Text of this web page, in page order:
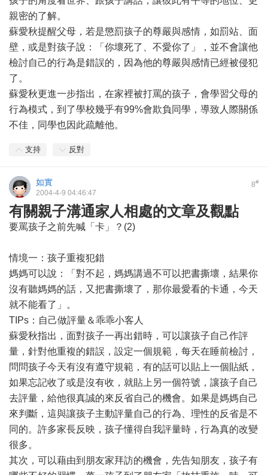
親密的了解。
蘇愛秋提醒父母，若是懲罰孩子的尊嚴與感情，如罰站、面
壁，或是對孩子說：「你壞死了、不愛你了」，並不會讓他
檢討自己的行為是錯誤的，因為他的尊嚴與感情已經被侵犯
了。
蘇愛秋更進一步指出，在家裡被打罵的孩子，會學習父母的
行為模式，到了學校幾乎有99%會欺負同學，導致人際關係
不佳，同學也因此疏離他。
支持 反對
8#
如實
2004-4-9 04:46:47
有關親子溝通家人相處的文章及觀點
要罵孩子之前先喊「卡」？(2)
情境一：孩子重複犯錯
媽媽可以說：「對不起，媽媽講過不可以把書撕壞，結果你
沒有聽媽媽的話，又把書撕壞了，那你最愛看的卡通，今天
就不能看了」。
TIPs：自己做評量＆乖乖小客人
蘇愛秋指出，面對孩子一再出錯時，可以讓孩子自己作評
量，針對他重複的錯誤，設定一個規範，每天在睡前檢討，
問問孩子今天有沒有遵守規範，有的話可以貼上一個貼紙，
如果忘記收了或是沒有收，就貼上另一個符號，讓孩子自己
去評量，給他很真誠的來反省自己的機會。如果是媽媽自己
來判斷，這與讓孩子主動評量自己的行為、理性的反省是不
同的。許多家長反映，孩子懂得自我評量時，行為真的改變
很多。
其次，可以藉由到朋友家拜訪的機會，先告知朋友，孩子有